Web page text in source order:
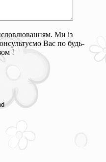
Ми із
Вас по будь-
!